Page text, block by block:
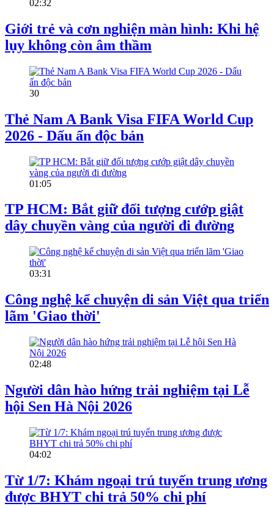
02:32
Giới trẻ và cơn nghiện màn hình: Khi hệ
lụy không còn âm thầm
30
Thẻ Nam A Bank Visa FIFA World Cup
2026 - Dấu ấn độc bản
01:05
TP HCM: Bắt giữ đối tượng cướp giật
dây chuyền vàng của người đi đường
03:31
Công nghệ kể chuyện di sản Việt qua triển
lãm 'Giao thời'
02:48
Người dân hào hứng trải nghiệm tại Lễ
hội Sen Hà Nội 2026
04:02
Từ 1/7: Khám ngoại trú tuyến trung ương
được BHYT chi trả 50% chi phí